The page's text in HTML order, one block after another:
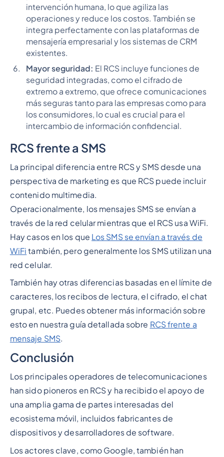
intervención humana, lo que agiliza las
operaciones y reduce los costos. También se
integra perfectamente con las plataformas de
mensajería empresarial y los sistemas de CRM
existentes.
Mayor seguridad: El RCS incluye funciones de
seguridad integradas, como el cifrado de
extremo a extremo, que ofrece comunicaciones
más seguras tanto para las empresas como para
los consumidores, lo cual es crucial para el
intercambio de información confidencial.
RCS frente a SMS
La principal diferencia entre RCS y SMS desde una
perspectiva de marketing es que RCS puede incluir
contenido multimedia.
Operacionalmente, los mensajes SMS se envían a
través de la red celular mientras que el RCS usa WiFi.
Hay casos en los que Los SMS se envían a través de
WiFi también, pero generalmente los SMS utilizan una
red celular.
También hay otras diferencias basadas en el límite de
caracteres, los recibos de lectura, el cifrado, el chat
grupal, etc. Puedes obtener más información sobre
esto en nuestra guía detallada sobre RCS frente a
mensaje SMS.
Conclusión
Los principales operadores de telecomunicaciones
han sido pioneros en RCS y ha recibido el apoyo de
una amplia gama de partes interesadas del
ecosistema móvil, incluidos fabricantes de
dispositivos y desarrolladores de software.
Los actores clave, como Google, también han